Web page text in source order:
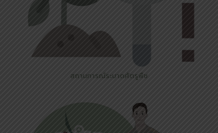
สถานการณ์ระบาดศัตรูพืช